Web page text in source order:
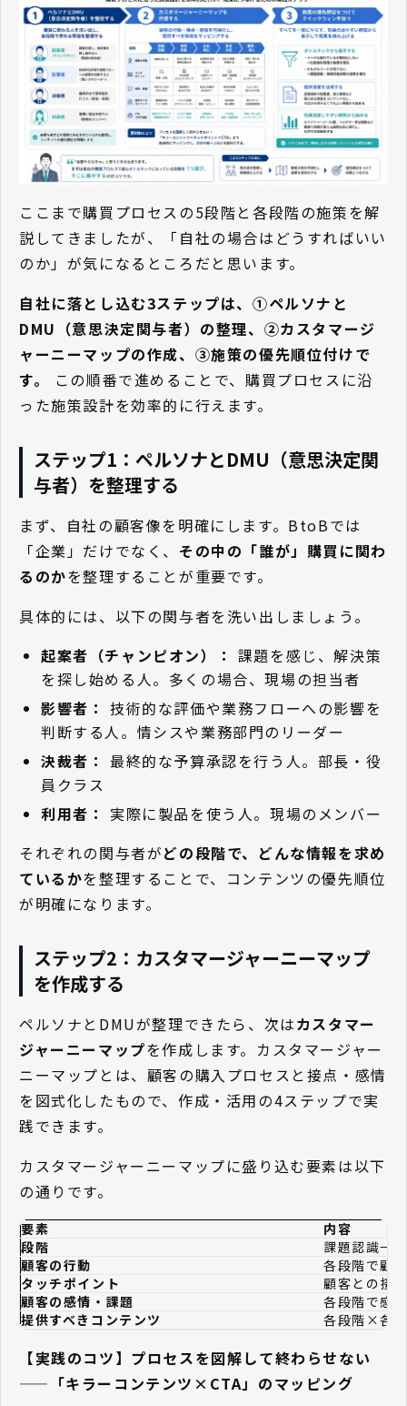
ここまで購買プロセスの5段階と各段階の施策を解
説してきましたが、「自社の場合はどうすればいい
のか」が気になるところだと思います。
自社に落とし込む3ステップは、①ペルソナと
DMU（意思決定関与者）の整理、②カスタマージ
ャーニーマップの作成、③施策の優先順位付けで
す。
この順番で進めることで、購買プロセスに沿
った施策設計を効率的に行えます。
ステップ1：ペルソナとDMU（意思決定関
与者）を整理する
まず、自社の顧客像を明確にします。BtoBでは
「企業」だけでなく、 その中の「誰が」購買に関わ
るのかを整理することが重要です。
具体的には、以下の関与者を洗い出しましょう。
起案者（チャンピオン）： 課題を感じ、解決策
を探し始める人。多くの場合、現場の担当者
影響者： 技術的な評価や業務フローへの影響を
判断する人。情シスや業務部門のリーダー
決裁者： 最終的な予算承認を行う人。部長・役
員クラス
利用者：
実際に製品を使う人。現場のメンバー
それぞれの関与者がどの段階で、どんな情報を求め
ているかを整理することで、コンテンツの優先順位
が明確になります。
ステップ2：カスタマージャーニーマップ
を作成する
ペルソナとDMUが整理できたら、次はカスタマー
ジャーニーマップを作成します。カスタマージャー
ニーマップとは、顧客の購入プロセスと接点・感情
を図式化したもので、作成・活用の4ステップで実
践できます。
カスタマージャーニーマップに盛り込む要素は以下
の通りです。
要素
内容
段階
課題認識→
顧客の行動
各段階で顧
タッチポイント
顧客との接
顧客の感情・課題
各段階で感
提供すべきコンテンツ
各段階×各
【実践のコツ】プロセスを図解して終わらせない
——「キラーコンテンツ×CTA」のマッピング